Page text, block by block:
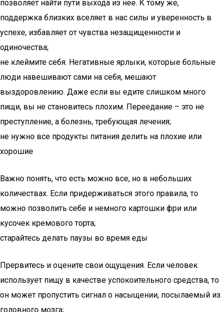
позволяет найти пути выхода из нее. К тому же,
поддержка близких вселяет в нас силы и уверенность в
успехе, избавляет от чувства незащищенности и
одиночества;
не клеймите себя. Негативные ярлыки, которые больные
люди навешивают сами на себя, мешают
выздоровлению. Даже если вы едите слишком много
пищи, вы не становитесь плохим. Переедание – это не
преступление, а болезнь, требующая лечения;
не нужно все продукты питания делить на плохие или
хорошие
Важно понять, что есть можно все, но в небольших
количествах. Если придерживаться этого правила, то
можно позволить себе и немного картошки фри или
кусочек кремового торта;
старайтесь делать паузы во время еды
Прервитесь и оцените свои ощущения. Если человек
использует пищу в качестве успокоительного средства, то
он может пропустить сигнал о насыщении, посылаемый из
головного мозга;